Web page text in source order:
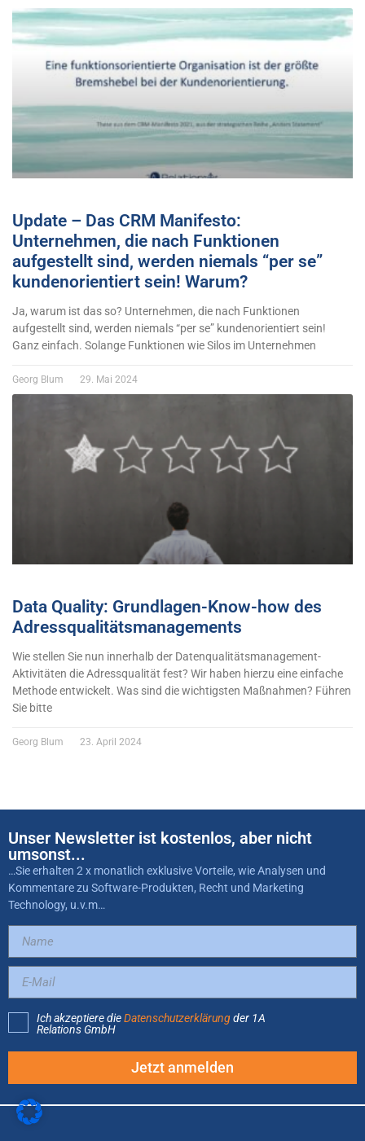
Update – Das CRM Manifesto:
Unternehmen, die nach Funktionen
aufgestellt sind, werden niemals “per se”
kundenorientiert sein! Warum?
Ja, warum ist das so? Unternehmen, die nach Funktionen
aufgestellt sind, werden niemals “per se” kundenorientiert sein!
Ganz einfach. Solange Funktionen wie Silos im Unternehmen
Georg Blum 29. Mai 2024
Data Quality: Grundlagen-Know-how des
Adressqualitätsmanagements
Wie stellen Sie nun innerhalb der Datenqualitätsmanagement-
Aktivitäten die Adressqualität fest? Wir haben hierzu eine einfache
Methode entwickelt. Was sind die wichtigsten Maßnahmen? Führen
Sie bitte
Georg Blum 23. April 2024
Unser Newsletter ist kostenlos, aber nicht
umsonst...
…Sie erhalten 2 x monatlich exklusive Vorteile, wie Analysen und
Kommentare zu Software-Produkten, Recht und Marketing
Technology, u.v.m…
Ich akzeptiere dieDatenschutzerklärungder 1A
Relations GmbH
Jetzt anmelden